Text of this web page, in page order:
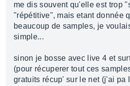
me dis souvent qu'elle est trop
"répétitive", mais etant donnée
beaucoup de samples, je
simple...
sinon je bosse avec live 4 et
(pour récuperer tout ces
gratuits récup' sur le net (j'ai pa